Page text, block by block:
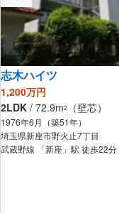
志木ハイツ
1,200万円
2LDK / 72.9m2 （壁芯）
1976年6月（築51年）
埼玉県新座市野火止7丁目
武蔵野線 「新座」駅 徒歩22分